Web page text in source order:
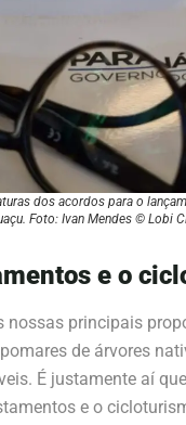
dos acordos para o
Foto: Ivan Mendes © Lobi
e o
nossas principais
de árvores
É justamente aí
e o